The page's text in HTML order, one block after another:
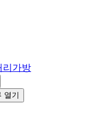
리가방
열기